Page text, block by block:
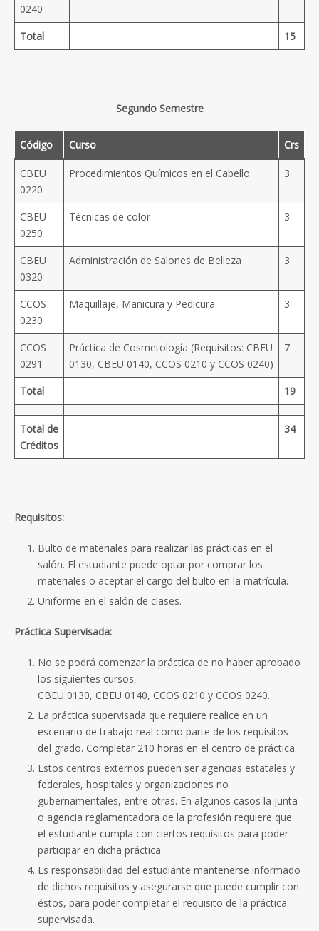
0240
Total 15
Segundo Semestre
Código Curso Crs
CBEU
0220
Procedimientos Químicos en el Cabello 3
CBEU
0250
Técnicas de color 3
CBEU
0320
Administración de Salones de Belleza 3
CCOS
0230
Maquillaje, Manicura y Pedicura 3
CCOS
0291
Práctica de Cosmetología (Requisitos: CBEU
0130, CBEU 0140, CCOS 0210 y CCOS 0240)
7
Total 19
Total de
Créditos
34
Requisitos:
Bulto de materiales para realizar las prácticas en el
salón. El estudiante puede optar por comprar los
materiales o aceptar el cargo del bulto en la matrícula.
Uniforme en el salón de clases.
Práctica Supervisada:
No se podrá comenzar la práctica de no haber aprobado
los siguientes cursos:
CBEU 0130, CBEU 0140, CCOS 0210 y CCOS 0240.
La práctica supervisada que requiere realice en un
escenario de trabajo real como parte de los requisitos
del grado. Completar 210 horas en el centro de práctica.
Estos centros externos pueden ser agencias estatales y
federales, hospitales y organizaciones no
gubernamentales, entre otras. En algunos casos la junta
o agencia reglamentadora de la profesión requiere que
el estudiante cumpla con ciertos requisitos para poder
participar en dicha práctica.
Es responsabilidad del estudiante mantenerse informado
de dichos requisitos y asegurarse que puede cumplir con
éstos, para poder completar el requisito de la práctica
supervisada.